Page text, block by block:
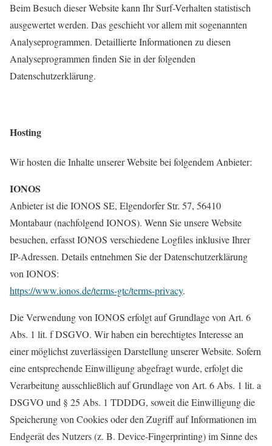
Beim Besuch dieser Website kann Ihr Surf-Verhalten statistisch
ausgewertet werden. Das geschieht vor allem mit sogenannten
Analyseprogrammen. Detaillierte Informationen zu diesen
Analyseprogrammen finden Sie in der folgenden
Datenschutzerklärung.
Hosting
Wir hosten die Inhalte unserer Website bei folgendem Anbieter:
IONOS
Anbieter ist die IONOS SE, Elgendorfer Str. 57, 56410
Montabaur (nachfolgend IONOS). Wenn Sie unsere Website
besuchen, erfasst IONOS verschiedene Logfiles inklusive Ihrer
IP-Adressen. Details entnehmen Sie der Datenschutzerklärung
von IONOS:
https://www.ionos.de/terms-gtc/terms-privacy.
Die Verwendung von IONOS erfolgt auf Grundlage von Art. 6
Abs. 1 lit. f DSGVO. Wir haben ein berechtigtes Interesse an
einer möglichst zuverlässigen Darstellung unserer Website. Sofern
eine entsprechende Einwilligung abgefragt wurde, erfolgt die
Verarbeitung ausschließlich auf Grundlage von Art. 6 Abs. 1 lit. a
DSGVO und § 25 Abs. 1 TDDDG, soweit die Einwilligung die
Speicherung von Cookies oder den Zugriff auf Informationen im
Endgerät des Nutzers (z. B. Device-Fingerprinting) im Sinne des